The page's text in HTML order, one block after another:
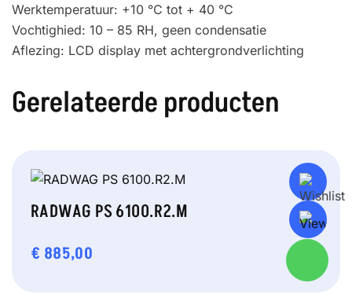
Werktemperatuur: +10 °C tot + 40 °C
Vochtighied: 10 – 85 RH, geen condensatie
Aflezing: LCD display met achtergrondverlichting
Gerelateerde producten
RADWAG PS 6100.R2.M
€ 885,00